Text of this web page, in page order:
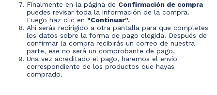
Finalmente en la página de Confirmación de compra
puedes revisar toda la información de la compra.
Luego haz clic en "Continuar".
Ahí serás redirigido a otra pantalla para que completes
los datos sobre la forma de pago elegida. Después de
confirmar la compra recibirás un correo de nuestra
parte, ese no será un comprobante de pago.
Una vez acreditado el pago, haremos el envío
correspondiente de los productos que hayas
comprado.